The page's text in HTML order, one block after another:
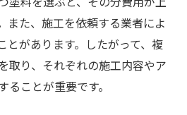
チェック方法
性を考慮した施工法
と活用法
ュニケーションの大切さ
また、施工を依頼する業者によ
とがあります。したがって、複
取り、それぞれの施工内容やア
ることが重要です。